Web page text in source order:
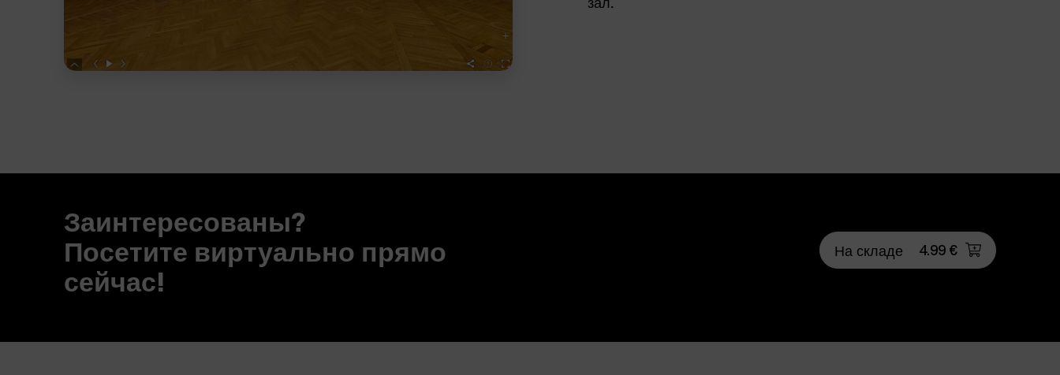
Заинтересованы?
Посетите виртуально прямо
сейчас!
На складе 4.99 €